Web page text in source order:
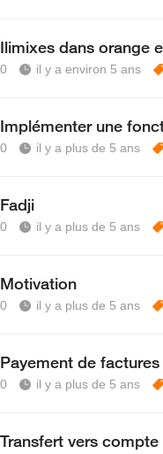
Ilimixes dans orange
0 il y a environ 5 ans
Implémenter une
0 il y a plus de 5 ans
Fadji
0 il y a plus de 5 ans
Motivation
0 il y a plus de 5 ans
Payement de
0 il y a plus de 5 ans
Transfert vers